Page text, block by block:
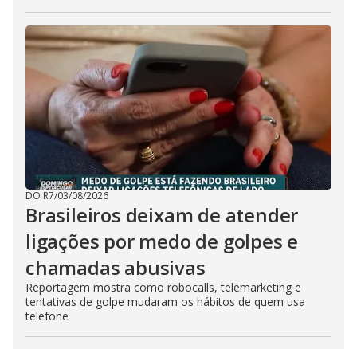
DO R7/03/08/2026
Brasileiros deixam de atender
ligações por medo de golpes e
chamadas abusivas
Reportagem mostra como robocalls, telemarketing e
tentativas de golpe mudaram os hábitos de quem usa
telefone